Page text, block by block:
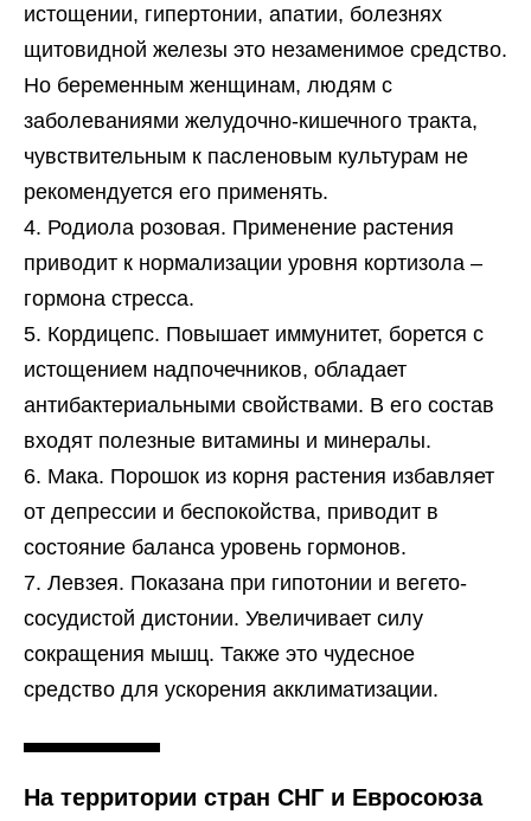
истощении, гипертонии, апатии, болезнях
щитовидной железы это незаменимое средство.
Но беременным женщинам, людям с
заболеваниями желудочно-кишечного тракта,
чувствительным к пасленовым культурам не
рекомендуется его применять.
Родиола розовая. Применение растения
приводит к нормализации уровня кортизола –
гормона стресса.
Кордицепс. Повышает иммунитет, борется с
истощением надпочечников, обладает
антибактериальными свойствами. В его состав
входят полезные витамины и минералы.
Мака. Порошок из корня растения избавляет
от депрессии и беспокойства, приводит в
состояние баланса уровень гормонов.
Левзея. Показана при гипотонии и вегето-
сосудистой дистонии. Увеличивает силу
сокращения мышц. Также это чудесное
средство для ускорения акклиматизации.
На территории стран СНГ и Евросоюза